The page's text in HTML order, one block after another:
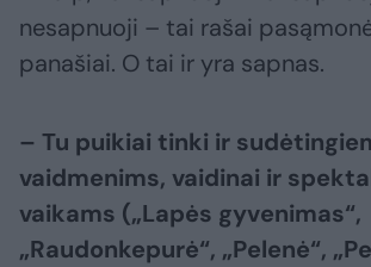
nesapnuoji – tai rašai
panašiai. O tai ir yra sapnas.
– Tu puikiai tinki ir
vaidmenims, vaidinai ir
vaikams („Lapės gyvenimas“,
„Raudonkepurė“, „Pelenė“,